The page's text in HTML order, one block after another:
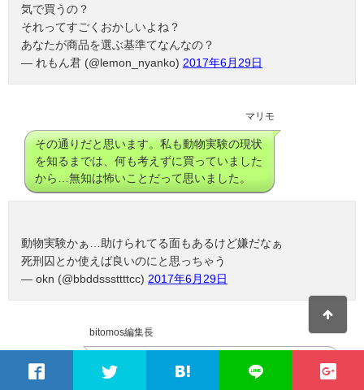
気で買うの？
それってすごくおかしいよね？
あなたが商品を選ぶ基準てなんなの？
— れもん君 (@lemon_nyanko) 2017年6月29日
マリモ
その通りだと思います。私も動物実験の現状
を知るまでは、何も考えずに買っていました
から…無知は怖いことだって思いました。
動物実験かぁ…助けられてる面もあるけど嫌だなぁ
死刑囚とか使えば良いのにと思っちゃう
— okn (@bbddsssttttcc) 2017年6月29日
bitomos編集長
いいものなのか確認している…本当に助けら